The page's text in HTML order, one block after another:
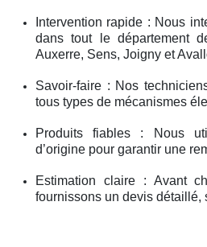
Intervention rapide : Nous
dans tout le département
Auxerre, Sens, Joigny et
Savoir-faire : Nos
tous types de mécanismes
Produits fiables : Nous
d’origine pour garantir une
Estimation claire : Avant
fournissons un devis détaillé,